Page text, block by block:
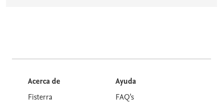
Acerca de
Fisterra
Ayuda
FAQ's